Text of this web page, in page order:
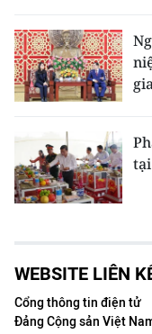
WEBSITE LIÊN
Cổng thông tin điện tử
Đảng Cộng sản Việt